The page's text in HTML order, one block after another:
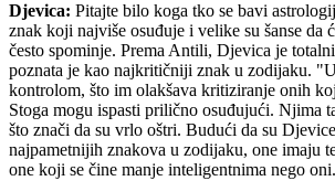
Djevica: Pitajte bilo koga tko se bavi
znak koji najviše osuđuje i velike su šanse da
često spominje. Prema Antili, Djevica je
poznata je kao najkritičniji znak u zodijaku.
kontrolom, što im olakšava kritiziranje onih
Stoga mogu ispasti prilično osuđujući. Njima
što znači da su vrlo oštri. Budući da su
najpametnijih znakova u zodijaku, one imaju
one koji se čine manje inteligentnima nego oni.